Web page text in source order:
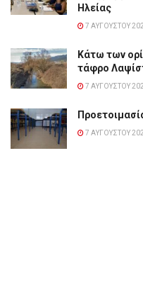
Ηλείας
7 ΑΥΓΟΎΣΤΟΥ
Κάτω των
τάφρο
7 ΑΥΓΟΎΣΤΟΥ
7 ΑΥΓΟΎΣΤΟΥ